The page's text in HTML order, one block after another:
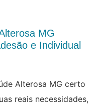
MG
e Individual
Alterosa MG certo
reais necessidades,